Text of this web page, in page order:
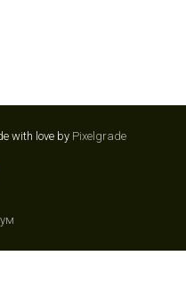
with love by Pixelgrade